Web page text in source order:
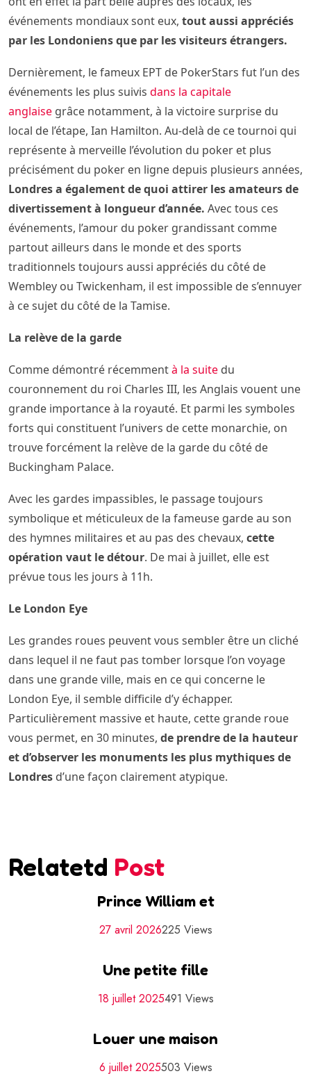
événements mondiaux sont eux, tout aussi appréciés
par les Londoniens que par les visiteurs étrangers.
Dernièrement, le fameux EPT de PokerStars fut l’un des
événements les plus suivis dans la capitale
anglaise grâce notamment, à la victoire surprise du
local de l’étape, Ian Hamilton. Au-delà de ce tournoi qui
représente à merveille l’évolution du poker et plus
précisément du poker en ligne depuis plusieurs années,
Londres a également de quoi attirer les amateurs de
divertissement à longueur d’année. Avec tous ces
événements, l’amour du poker grandissant comme
partout ailleurs dans le monde et des sports
traditionnels toujours aussi appréciés du côté de
Wembley ou Twickenham, il est impossible de s’ennuyer
à ce sujet du côté de la Tamise.
La relève de la garde
Comme démontré récemmentà la suite du
couronnement du roi Charles III, les Anglais vouent une
grande importance à la royauté. Et parmi les symboles
forts qui constituent l’univers de cette monarchie, on
trouve forcément la relève de la garde du côté de
Buckingham Palace.
Avec les gardes impassibles, le passage toujours
symbolique et méticuleux de la fameuse garde au son
des hymnes militaires et au pas des chevaux, cette
opération vaut le détour. De mai à juillet, elle est
prévue tous les jours à 11h.
Le London Eye
Les grandes roues peuvent vous sembler être un cliché
dans lequel il ne faut pas tomber lorsque l’on voyage
dans une grande ville, mais en ce qui concerne le
London Eye, il semble difficile d’y échapper.
Particulièrement massive et haute, cette grande roue
vous permet, en 30 minutes, de prendre de la hauteur
et d’observer les monuments les plus mythiques de
Londres d’une façon clairement atypique.
Relatetd Post
Prince William et
27 avril 2026225 Views
Une petite fille
18 juillet 2025491 Views
Louer une maison
6 juillet 2025503 Views